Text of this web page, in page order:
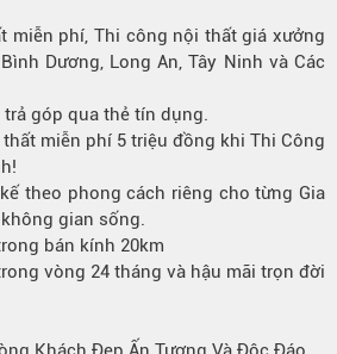
miễn phí, Thi công nội thất giá xưởng
Dương, Long An, Tây Ninh và Các
góp qua thẻ tín dụng.
miễn phí 5 triệu đồng khi Thi Công
theo phong cách riêng cho từng Gia
gian sống.
bán kính 20km
vòng 24 tháng và hậu mãi trọn đời